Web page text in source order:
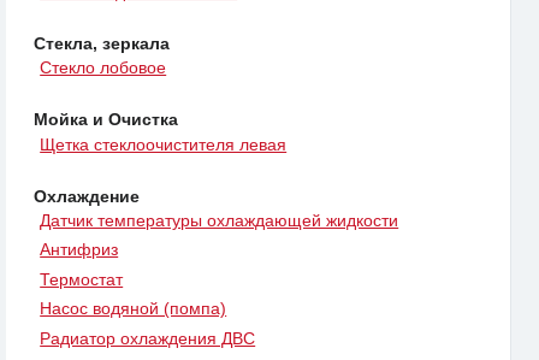
Стекла, зеркала
Стекло лобовое
Мойка и Очистка
Щетка стеклоочистителя левая
Охлаждение
Датчик температуры охлаждающей жидкости
Антифриз
Термостат
Насос водяной (помпа)
Радиатор охлаждения ДВС